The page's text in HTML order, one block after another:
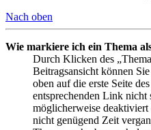
Nach oben
Wie markiere ich ein Thema
Durch Klicken des
Beitragsansicht können
oben auf die erste Seite
entsprechenden Link nicht
möglicherweise
nicht genügend Zeit